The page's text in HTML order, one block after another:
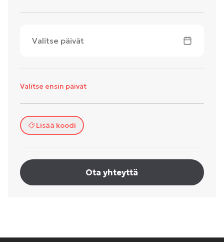
Valitse päivät
Valitse ensin päivät
Lisää koodi
Ota yhteyttä